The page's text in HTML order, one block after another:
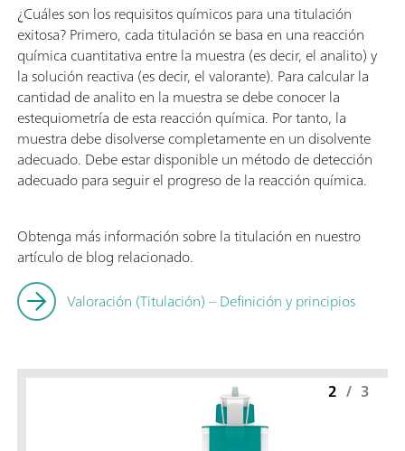
¿Cuáles son los requisitos químicos para una titulación
exitosa? Primero, cada titulación se basa en una reacción
química cuantitativa entre la muestra (es decir, el analito) y
la solución reactiva (es decir, el valorante). Para calcular la
cantidad de analito en la muestra se debe conocer la
estequiometría de esta reacción química. Por tanto, la
muestra debe disolverse completamente en un disolvente
adecuado. Debe estar disponible un método de detección
adecuado para seguir el progreso de la reacción química.
Obtenga más información sobre la titulación en nuestro
artículo de blog relacionado.
Valoración (Titulación) – Definición y principios
2 / 3